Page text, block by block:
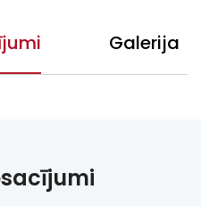
Galerija